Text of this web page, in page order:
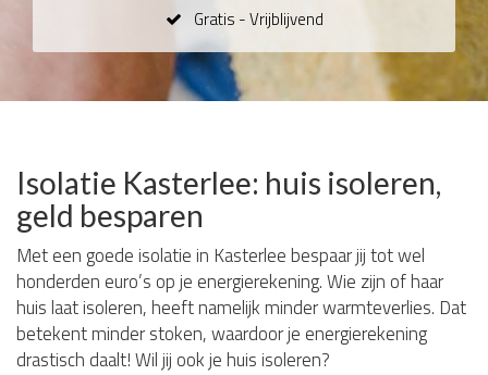
Gratis - Vrijblijvend
Isolatie Kasterlee: huis isoleren,
geld besparen
Met een goede isolatie in Kasterlee bespaar jij tot wel
honderden euro’s op je energierekening. Wie zijn of haar
huis laat isoleren, heeft namelijk minder warmteverlies. Dat
betekent minder stoken, waardoor je energierekening
drastisch daalt! Wil jij ook je huis isoleren?